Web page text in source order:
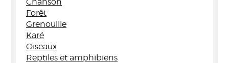
Forêt
Grenouille
Karé
Oiseaux
Reptiles et amphibiens